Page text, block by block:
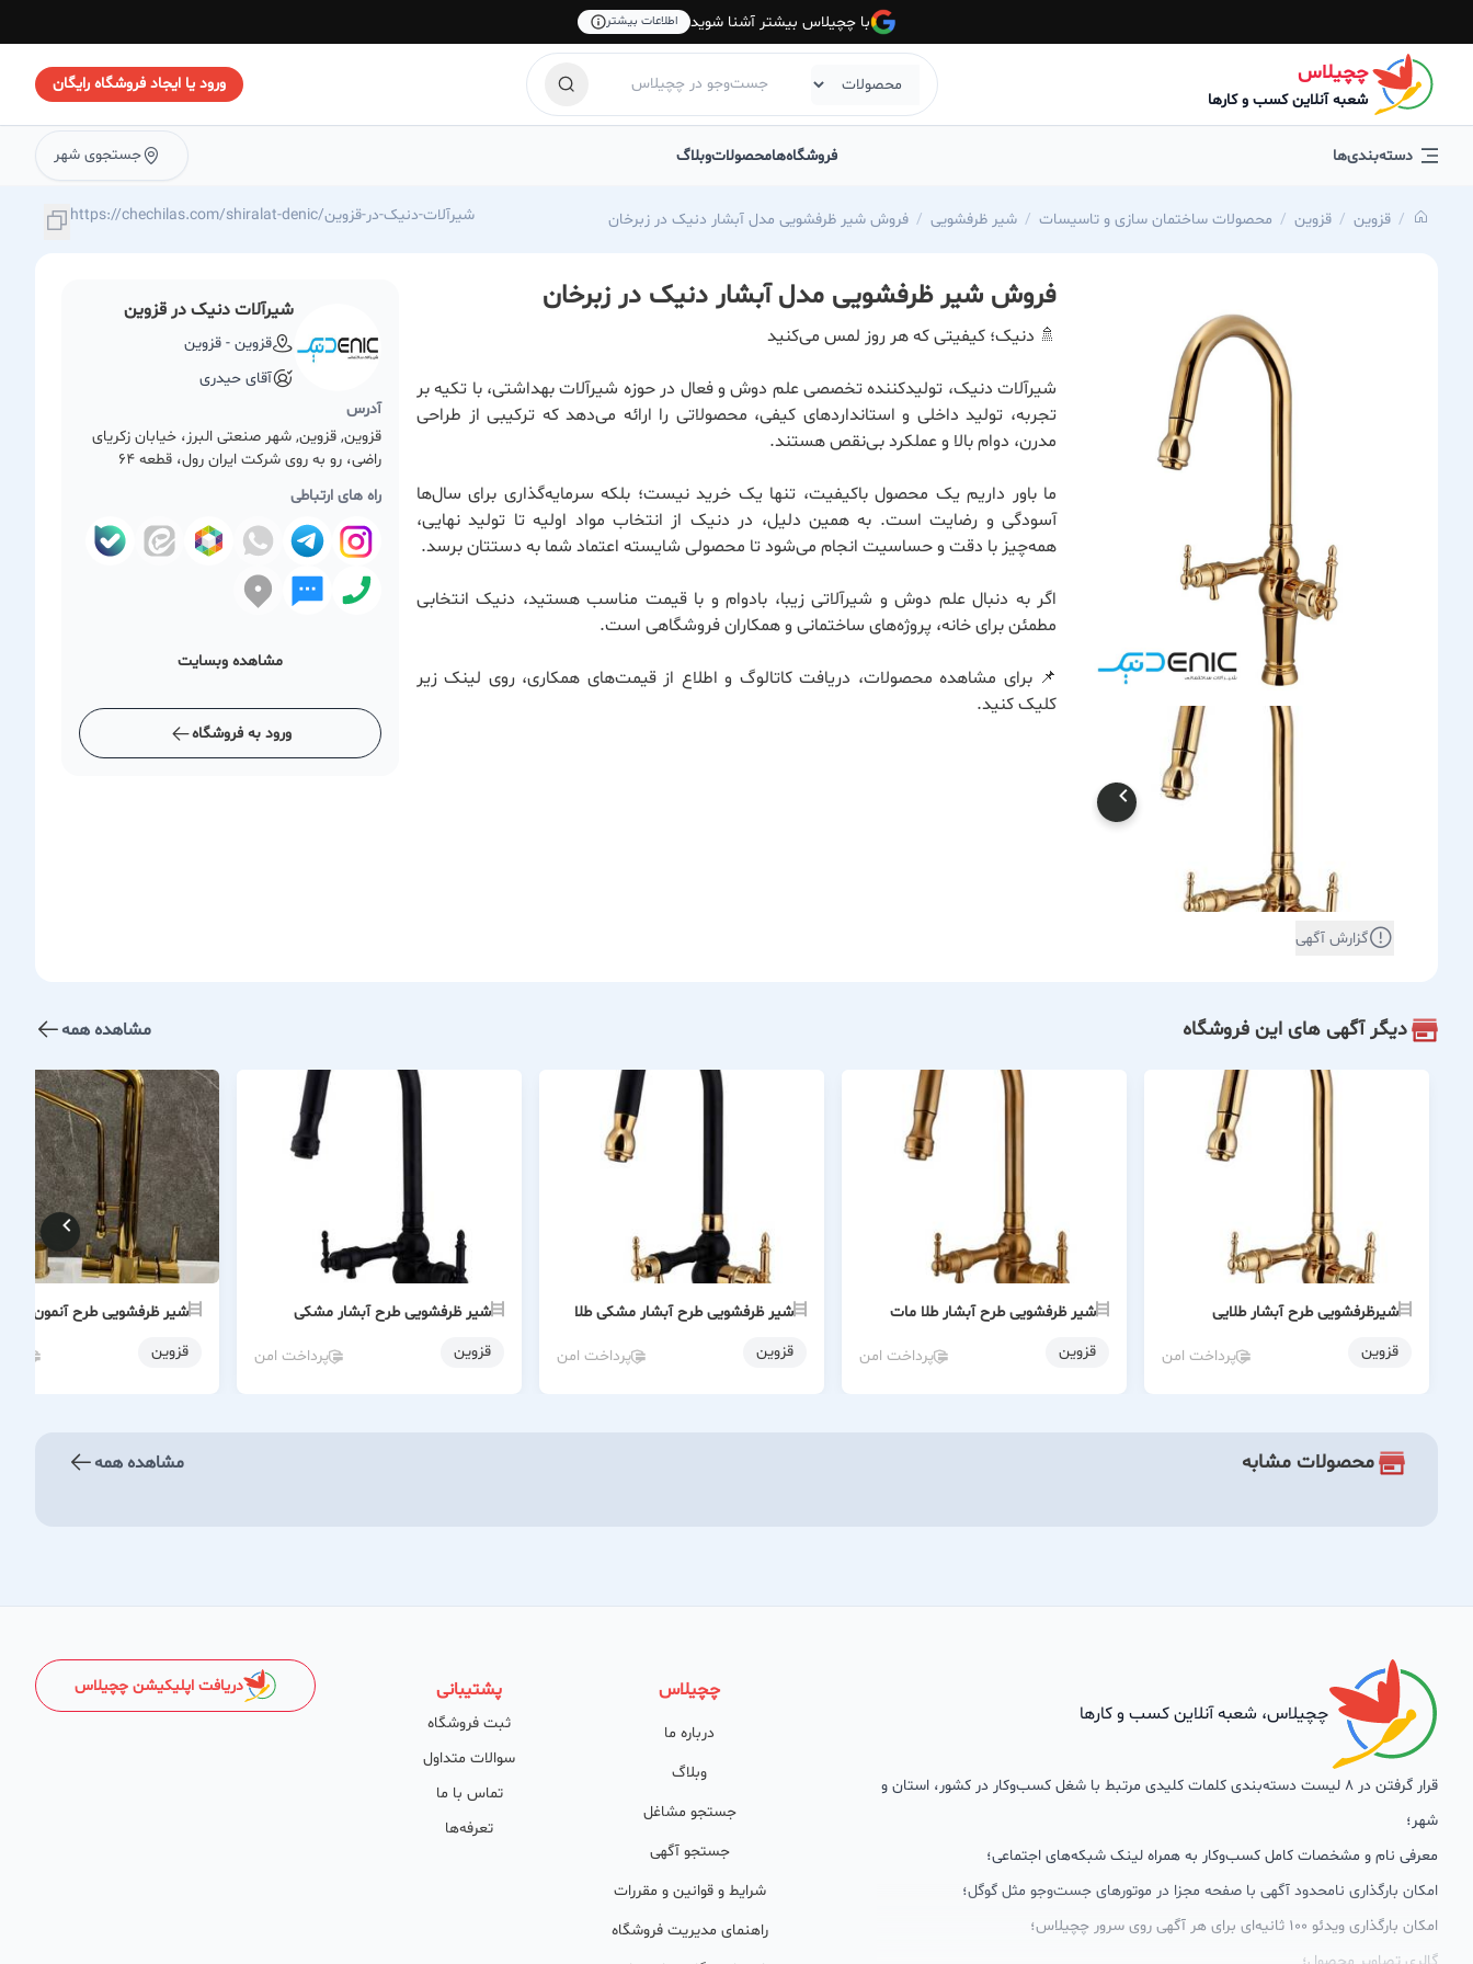
با چچیلاس بیشتر آشنا شوید اطلاعات بیشتر
چچیلاس
شعبه آنلاین کسب و کارها
ورود یا ایجاد فروشگاه رایگان
دسته‌بندی‌ها فروشگاه‌هامحصولاتوبلاگ جستجوی شهر
قزوین قزوین محصولات ساختمان سازی و تاسیسات شیر ظرفشویی فروش شیر ظرفشویی مدل آبشار دنیک در زبرخان https://chechilas.com/shiralat-denic/شیرآلات-دنیک-در-قزوین
گزارش آگهی
فروش شیر ظرفشویی مدل آبشار دنیک در زبرخان
🚿 دنیک؛ کیفیتی که هر روز لمس می‌کنید
شیرآلات دنیک، تولیدکننده تخصصی علم دوش و فعال در حوزه شیرآلات بهداشتی، با تکیه بر
تجربه، تولید داخلی و استانداردهای کیفی، محصولاتی را ارائه می‌دهد که ترکیبی از طراحی
مدرن، دوام بالا و عملکرد بی‌نقص هستند.
ما باور داریم یک محصول باکیفیت، تنها یک خرید نیست؛ بلکه سرمایه‌گذاری برای سال‌ها
آسودگی و رضایت است. به همین دلیل، در دنیک از انتخاب مواد اولیه تا تولید نهایی،
همه‌چیز با دقت و حساسیت انجام می‌شود تا محصولی شایسته اعتماد شما به دستتان برسد.
اگر به دنبال علم دوش و شیرآلاتی زیبا، بادوام و با قیمت مناسب هستید، دنیک انتخابی
مطمئن برای خانه، پروژه‌های ساختمانی و همکاران فروشگاهی است.
📌 برای مشاهده محصولات، دریافت کاتالوگ و اطلاع از قیمت‌های همکاری، روی لینک زیر
کلیک کنید.
شیرآلات دنیک در قزوین
قزوین - قزوین
آقای حیدری
آدرس
قزوین, قزوین, شهر صنعتی البرز، خیابان زکریای
راضی، رو به روی شرکت ایران رول، قطعه 64
راه های ارتباطی
مشاهده وبسایت
ورود به فروشگاه
دیگر آگهی های این فروشگاه مشاهده همه
شیرظرفشویی طرح آبشار طلایی
قزوین
پرداخت امن
شیر ظرفشویی طرح آبشار طلا مات
قزوین
پرداخت امن
شیر ظرفشویی طرح آبشار مشکی طلا
قزوین
پرداخت امن
شیر ظرفشویی طرح آبشار مشکی
قزوین
پرداخت امن
شیر ظرفشویی طرح آنمون
قزوین
محصولات مشابه مشاهده همه
چچیلاس، شعبه آنلاین کسب و کارها
قرار گرفتن در 8 لیست دسته‌بندی کلمات کلیدی مرتبط با شغل کسب‌وکار در کشور، استان و
شهر؛
معرفی نام و مشخصات کامل کسب‌وکار به همراه لینک شبکه‌های اجتماعی؛
امکان بارگذاری نامحدود آگهی با صفحه مجزا در موتورهای جست‌وجو مثل گوگل؛
امکان بارگذاری ویدئو 100 ثانیه‌ای برای هر آگهی روی سرور چچیلاس؛
چچیلاس
درباره ما
وبلاگ
جستجو مشاغل
جستجو آگهی
شرایط و قوانین و مقررات
راهنمای مدیریت فروشگاه
پشتیبانی
ثبت فروشگاه
سوالات متداول
تماس با ما
تعرفه‌ها
دریافت اپلیکیشن چچیلاس